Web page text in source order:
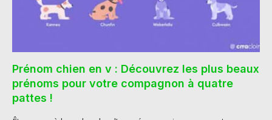
Prénom chien en v : Découvrez les plus beaux
prénoms pour votre compagnon à quatre
pattes !